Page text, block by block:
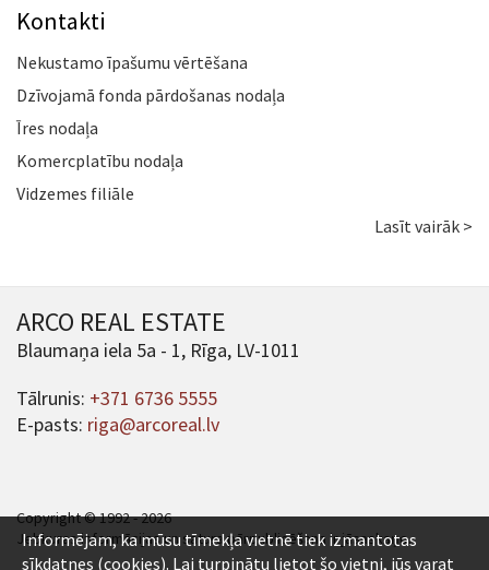
Kontakti
Nekustamo īpašumu vērtēšana
Dzīvojamā fonda pārdošanas nodaļa
Īres nodaļa
Komercplatību nodaļa
Vidzemes filiāle
Lasīt vairāk >
ARCO REAL ESTATE
Blaumaņa iela 5a - 1, Rīga, LV-1011
Tālrunis: +371 6736 5555
E-pasts: riga@arcoreal.lv
Copyright © 1992 - 2026
Jebkuras informācijas un satura pārpublicēšana ir jāsaskaņo.
Informējam, ka mūsu tīmekļa vietnē tiek izmantotas
sīkdatnes (cookies). Lai turpinātu lietot šo vietni, jūs varat